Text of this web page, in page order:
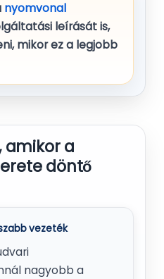
nyomvonal
leírását is,
mikor ez a legjobb
amikor a
döntő
vezeték
nagyobb a